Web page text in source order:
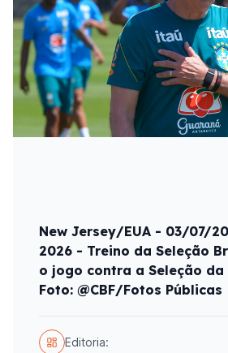
New Jersey/EUA - 03/07/
2026 - Treino da Seleção
o jogo contra a Seleção da
Foto: @CBF/Fotos Públicas
Editoria: